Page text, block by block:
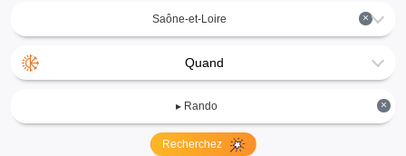
×
Saône-et-Loire
Quand
×
▸ Rando
Recherchez